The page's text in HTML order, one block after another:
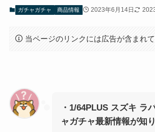
ガチャガチャ 商品情報 2023年6月14日
当ページのリンクには広告が含まれて
・1/64PLUS スズキ ラ
ャガチャ最新情報が知